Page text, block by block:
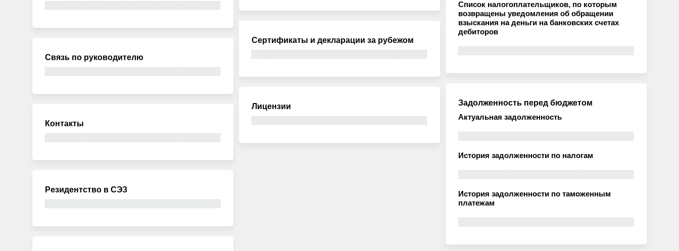
Связь по руководителю
Контакты
Резидентство в СЭЗ
Сертификаты и декларации за рубежом
Лицензии
Список налогоплательщиков, по которым
возвращены уведомления об обращении
взыскания на деньги на банковских счетах
дебиторов
Задолженность перед бюджетом
Актуальная задолженность
История задолженности по налогам
История задолженности по таможенным
платежам